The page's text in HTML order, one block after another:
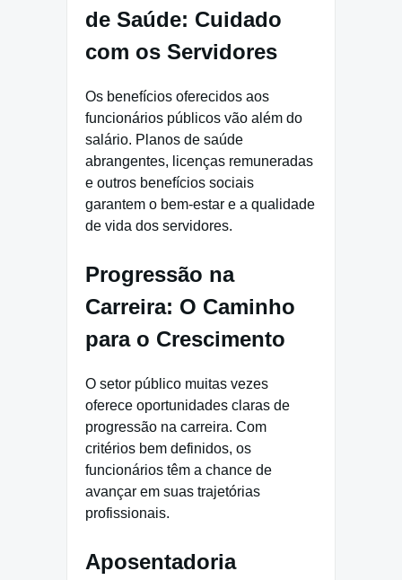
de Saúde: Cuidado
com os Servidores
Os benefícios oferecidos aos
funcionários públicos vão além do
salário. Planos de saúde
abrangentes, licenças remuneradas
e outros benefícios sociais
garantem o bem-estar e a qualidade
de vida dos servidores.
Progressão na
Carreira: O Caminho
para o Crescimento
O setor público muitas vezes
oferece oportunidades claras de
progressão na carreira. Com
critérios bem definidos, os
funcionários têm a chance de
avançar em suas trajetórias
profissionais.
Aposentadoria